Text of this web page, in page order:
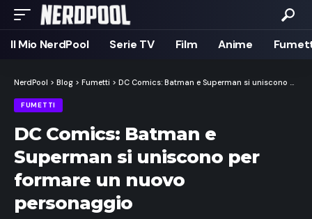
Il Mio NerdPool Serie TV Film Anime
NerdPool > Blog > Fumetti > DC Comics: Batman e Superman si uniscono per formare un nuovo personaggio
FUMETTI
DC Comics: Batman e
Superman si uniscono per
formare un nuovo
personaggio